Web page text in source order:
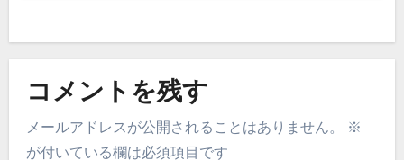
コメントを残す
メールアドレスが公開されることはありません。
※
が付いている欄は必須項目です